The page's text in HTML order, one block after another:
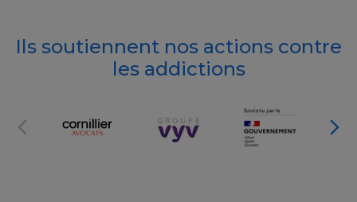
Ils soutiennent nos actions contre
les addictions